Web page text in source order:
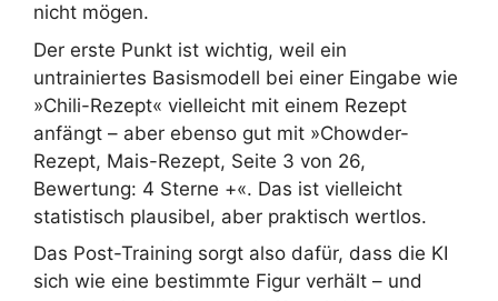
nicht mögen.
Der erste Punkt ist wichtig, weil ein
untrainiertes Basismodell bei einer Eingabe wie
»Chili-Rezept« vielleicht mit einem Rezept
anfängt – aber ebenso gut mit »Chowder-
Rezept, Mais-Rezept, Seite 3 von 26,
Bewertung: 4 Sterne +«. Das ist vielleicht
statistisch plausibel, aber praktisch wertlos.
Das Post-Training sorgt also dafür, dass die KI
sich wie eine bestimmte Figur verhält – und